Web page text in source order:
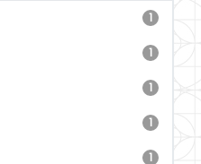
1
1
1
1
1